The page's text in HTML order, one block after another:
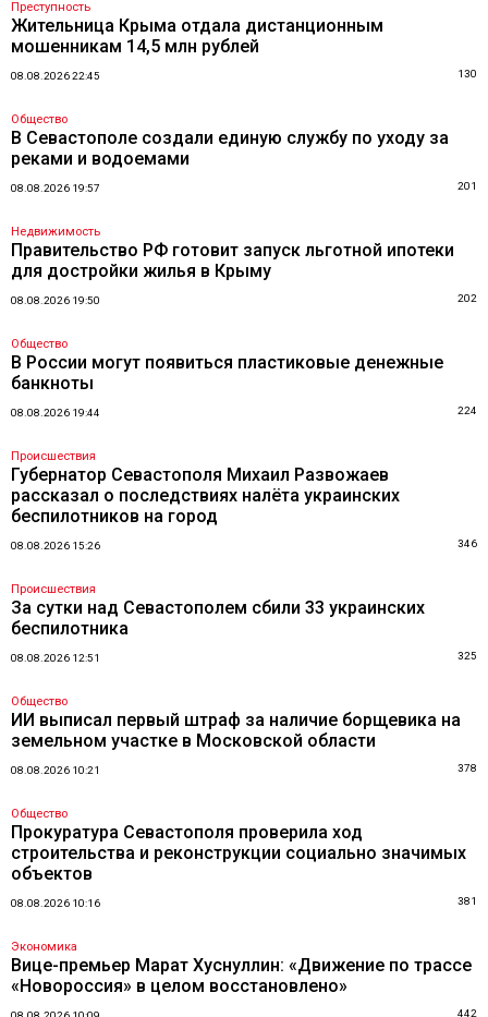
Преступность
Жительница Крыма отдала дистанционным
мошенникам 14,5 млн рублей
08.08.2026 22:45 130
Общество
В Севастополе создали единую службу по уходу за
реками и водоемами
08.08.2026 19:57 201
Недвижимость
Правительство РФ готовит запуск льготной ипотеки
для достройки жилья в Крыму
08.08.2026 19:50 202
Общество
В России могут появиться пластиковые денежные
банкноты
08.08.2026 19:44 224
Происшествия
Губернатор Севастополя Михаил Развожаев
рассказал о последствиях налёта украинских
беспилотников на город
08.08.2026 15:26 346
Происшествия
За сутки над Севастополем сбили 33 украинских
беспилотника
08.08.2026 12:51 325
Общество
ИИ выписал первый штраф за наличие борщевика на
земельном участке в Московской области
08.08.2026 10:21 378
Общество
Прокуратура Севастополя проверила ход
строительства и реконструкции социально значимых
объектов
08.08.2026 10:16 381
Экономика
Вице-премьер Марат Хуснуллин: «Движение по трассе
«Новороссия» в целом восстановлено»
442